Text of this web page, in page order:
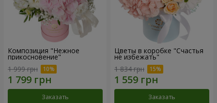
Композиция "Нежное
прикосновение"
1 999 грн
Заказать
Цветы в коробке "Счастья
не избежать"
1 834 грн
Заказать